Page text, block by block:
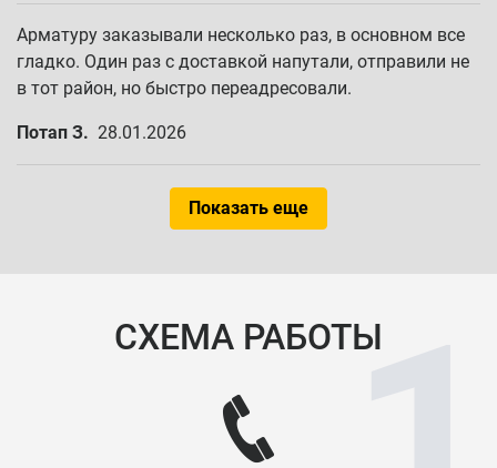
Арматуру заказывали несколько раз, в основном все
гладко. Один раз с доставкой напутали, отправили не
в тот район, но быстро переадресовали.
Потап З. 28.01.2026
Показать еще
СХЕМА РАБОТЫ